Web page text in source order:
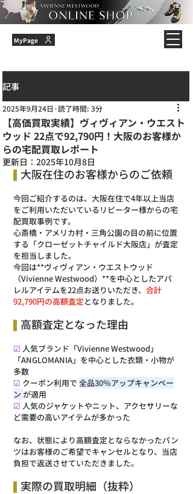
MyPage
記事
【高価買取実績】ヴィヴィアン・ウエスト
ウッド 22点で92,790円！大阪のお客様か
らの宅配買取レポート
2025年9月24日 読了時間: 3分
更新日： 2025年10月8日
大阪在住のお客様からのご依頼
今回ご紹介するのは、大阪在住で4年以上当店
をご利用いただいているリピーター様からの宅
配買取事例です。
心斎橋・アメリカ村・三角公園の目の前に位置
する「クローゼットチャイルド大阪店」が査定
を担当しました。
今回は**ヴィヴィアン・ウエストウッド
（Vivienne Westwood）**を中心としたアパ
レルアイテムを22点お送りいただき、 合計
92,790円の高額査定となりました。
高額査定となった理由
☑ 人気ブランド「Vivienne Westwood」
「ANGLOMANIA」を中心とした衣類・小物が
多数
☑ クーポン利用で 全品30％アップキャンペー
ン が適用
☑ 人気のジャケットやニット、アクセサリーな
ど需要の高いアイテムが多かった
なお、状態により高額査定とならなかったパン
ツはお客様のご希望でキャンセルとなり、当店
負担で返送させていただきました。
実際の買取明細（抜粋）